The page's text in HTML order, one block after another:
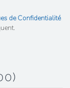
de Confidentialité